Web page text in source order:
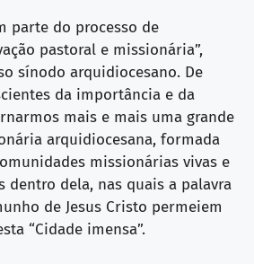
parte do processo de
pastoral e missionária”,
sínodo arquidiocesano. De
da importância e da
mais e mais uma grande
arquidiocesana, formada
missionárias vivas e
dentro dela, nas quais a palavra
de Jesus Cristo permeiem
“Cidade imensa”.